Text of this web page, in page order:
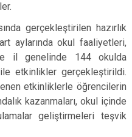
gerçekleştirilen hazırlık
aylarında okul faaliyetleri,
il genelinde 144 okulda
etkinlikler gerçekleştirildi.
etkinliklerle öğrencilerin
kazanmaları, okul içinde
geliştirmeleri teşvik